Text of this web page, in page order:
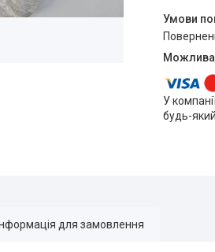
У
будь-
для замовлення